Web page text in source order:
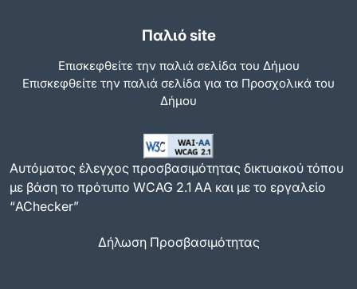
Παλιό site
Επισκεφθείτε την παλιά σελίδα του Δήμου
Eπισκεφθείτε την παλιά σελίδα για τα Προσχολικά του
Δήμου
Αυτόματος έλεγχος προσβασιμότητας δικτυακού τόπου
με βάση το πρότυπο WCAG 2.1 AA και με το εργαλείο
“AChecker”
Δήλωση Προσβασιμότητας